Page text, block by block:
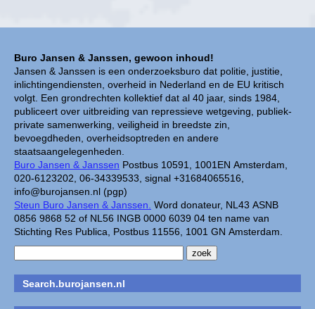
Buro Jansen & Janssen, gewoon inhoud!
Jansen & Janssen is een onderzoeksburo dat politie, justitie,
inlichtingendiensten, overheid in Nederland en de EU kritisch
volgt. Een grondrechten kollektief dat al 40 jaar, sinds 1984,
publiceert over uitbreiding van repressieve wetgeving, publiek-
private samenwerking, veiligheid in breedste zin,
bevoegdheden, overheidsoptreden en andere
staatsaangelegenheden.
Buro Jansen & Janssen Postbus 10591, 1001EN Amsterdam,
020-6123202, 06-34339533, signal +31684065516,
info@burojansen.nl (pgp)
Steun Buro Jansen & Janssen. Word donateur, NL43 ASNB
0856 9868 52 of NL56 INGB 0000 6039 04 ten name van
Stichting Res Publica, Postbus 11556, 1001 GN Amsterdam.
Search.burojansen.nl